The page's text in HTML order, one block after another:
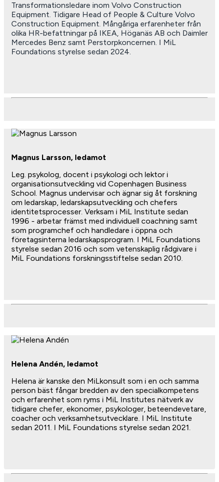
Transformationsledare inom Volvo Construction
Equipment. Tidigare Head of People & Culture Volvo
Construction Equipment. Mångåriga erfarenheter från
olika HR-befattningar på IKEA, Höganäs AB och Daimler
Mercedes Benz samt Perstorpkoncernen. I MiL
Foundations styrelse sedan 2024.
Magnus Larsson, ledamot
Leg. psykolog, docent i psykologi och lektor i
organisationsutveckling vid Copenhagen Business
School. Magnus undervisar och ägnar sig åt forskning
om ledarskap, ledarskapsutveckling och chefers
identitetsprocesser. Verksam i MiL Institute sedan
1996 - arbetar främst med individuell coachning samt
som programchef och handledare i öppna och
företagsinterna ledarskapsprogram. I MiL Foundations
styrelse sedan 2016 och som vetenskaplig rådgivare i
MiL Foundations forskningsstiftelse sedan 2010.
Helena Andén, ledamot
Helena är kanske den MiLkonsult som i en och samma
person bäst fångar bredden av den specialkompetens
och erfarenhet som ryms i MiL Institutes nätverk av
tidigare chefer, ekonomer, psykologer, beteendevetare,
coacher och verksamhetsutvecklare. I MiL Institute
sedan 2011. I MiL Foundations styrelse sedan 2021.